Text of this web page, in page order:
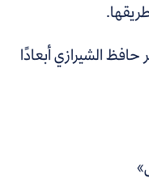
الشيرازي أبعادًا